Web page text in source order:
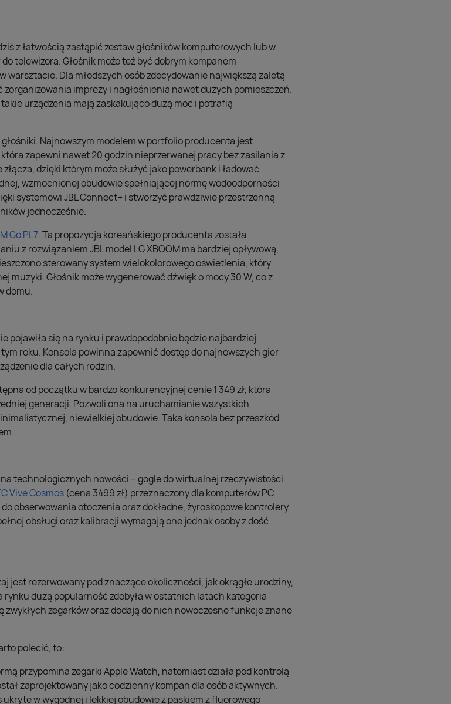
z łatwością zastąpić zestaw głośników komputerowych lub w
telewizora. Głośnik może też być dobrym kompanem
warsztacie. Dla młodszych osób zdecydowanie największą zaletą
imprezy i nagłośnienia nawet dużych pomieszczeń.
urządzenia mają zaskakująco dużą moc i potrafią
Najnowszym modelem w portfolio producenta jest
zapewni nawet 20 godzin nieprzerwanej pracy bez zasilania z
dzięki którym może służyć jako powerbank i ładować
wzmocnionej obudowie spełniającej normę wodoodporności
systemowi JBL Connect+ i stworzyć prawdziwie przestrzenną
jednocześnie.
Go PL7. Ta propozycja koreańskiego producenta została
z rozwiązaniem JBL model LG XBOOM ma bardziej opływową,
sterowany system wielokolorowego oświetlenia, który
muzyki. Głośnik może wygenerować dźwięk o mocy 30 W, co z
domu.
pojawiła się na rynku i prawdopodobnie będzie najbardziej
roku. Konsola powinna zapewnić dostęp do najnowszych gier
dla całych rodzin.
od początku w bardzo konkurencyjnej cenie 1 349 zł, która
generacji. Pozwoli ona na uruchamianie wszystkich
niewielkiej obudowie. Taka konsola bez przeszkód
technologicznych nowości – gogle do wirtualnej rzeczywistości.
Vive Cosmos (cena 3499 zł) przeznaczony dla komputerów PC.
obserwowania otoczenia oraz dokładne, żyroskopowe kontrolery.
obsługi oraz kalibracji wymagają one jednak osoby z dość
jest rezerwowany pod znaczące okoliczności, jak okrągłe urodziny,
rynku dużą popularność zdobyła w ostatnich latach kategoria
zegarków oraz dodają do nich nowoczesne funkcje znane
polecić, to:
przypomina zegarki Apple Watch, natomiast działa pod kontrolą
zaprojektowany jako codzienny kompan dla osób aktywnych.
w wygodnej i lekkiej obudowie z paskiem z fluorowego